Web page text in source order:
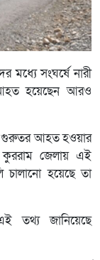
মধ্যে সংঘর্ষে নারী
হয়েছেন আরও
গুরুতর আহত হওয়ার
কুররাম জেলায় এই
চালানো হয়েছে তা
তথ্য জানিয়েছে